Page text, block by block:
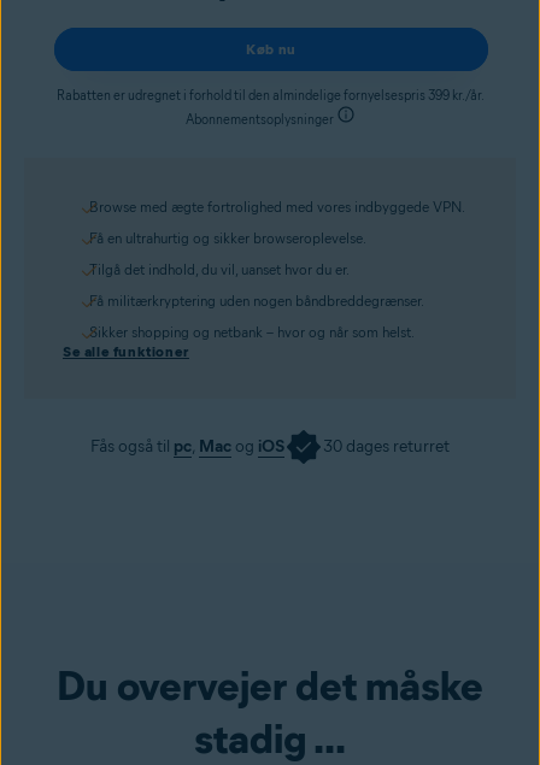
Browse med ægte fortrolighed med vores indbyggede VPN.
Få en ultrahurtig og sikker browseroplevelse.
Tilgå det indhold, du vil, uanset hvor du er.
Få militærkryptering uden nogen båndbreddegrænser.
Sikker shopping og netbank – hvor og når som helst.
Se alle funktioner
Køb nu
Rabatten er udregnet i forhold til den almindelige fornyelsespris 399 kr./år.
Abonnementsoplysninger
Fås også til pc, Mac og iOS 30 dages returret
Du overvejer det måske
stadig ...